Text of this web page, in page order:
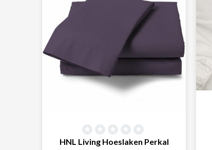
HNL Living Hoeslaken Perkal